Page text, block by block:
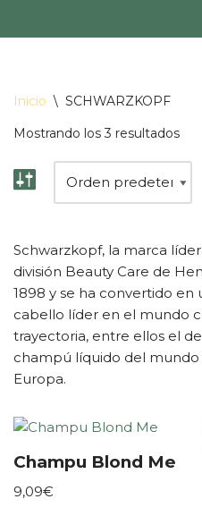
contenido
Inicio \ SCHWARZKOPF
Mostrando los 3 resultados
Schwarzkopf, la marca
división Beauty Care de
1898 y se ha convertido en
cabello líder en el mundo
trayectoria, entre ellos el
champú líquido del mundo
Europa.
Champu Blond Me
9,09€